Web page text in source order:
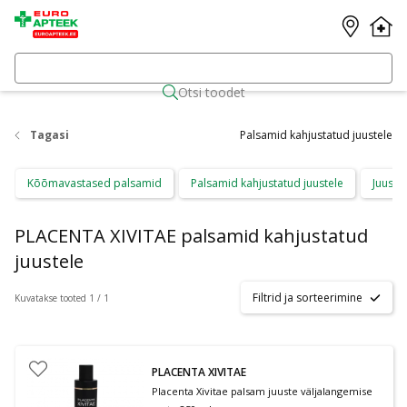
Otsi toodet
Tagasi Palsamid kahjustatud juustele
Kõõmavastased palsamid Palsamid kahjustatud juustele
PLACENTA XIVITAE palsamid kahjustatud
juustele
Kuvatakse tooted 1 / 1 Filtrid ja sorteerimine
PLACENTA XIVITAE
Placenta Xivitae palsam juuste väljalangemise